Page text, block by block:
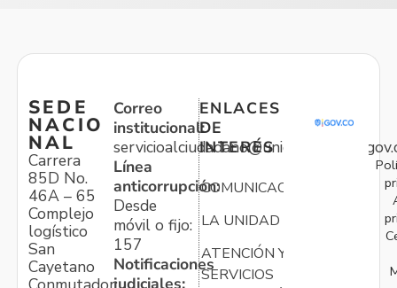
SEDE
NACIO
NAL
Carrera
85D No.
46A – 65
Complejo
logístico
San
Cayetano
Correo
institucional:
Línea
anticorrupción:
Desde
móvil o fijo:
157
Notificaciones
ENLACES
DE
INTERÉS
COMUNICACIONES
LA UNIDAD
ATENCIÓN Y
SERVICIOS